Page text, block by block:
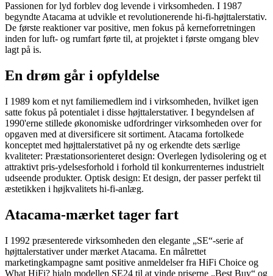
Passionen for lyd forblev dog levende i virksomheden. I 1987
begyndte Atacama at udvikle et revolutionerende hi-fi-højttalerstativ.
De første reaktioner var positive, men fokus på kerneforretningen
inden for luft- og rumfart førte til, at projektet i første omgang blev
lagt på is.
En drøm går i opfyldelse
I 1989 kom et nyt familiemedlem ind i virksomheden, hvilket igen
satte fokus på potentialet i disse højttalerstativer. I begyndelsen af
1990'erne stillede økonomiske udfordringer virksomheden over for
opgaven med at diversificere sit sortiment. Atacama fortolkede
konceptet med højttalerstativet på ny og erkendte dets særlige
kvaliteter: Præstationsorienteret design: Overlegen lydisolering og et
attraktivt pris-ydelsesforhold i forhold til konkurrenternes industrielt
udseende produkter. Optisk design: Et design, der passer perfekt til
æstetikken i højkvalitets hi-fi-anlæg.
Atacama-mærket tager fart
I 1992 præsenterede virksomheden den elegante „SE“-serie af
højttalerstativer under mærket Atacama. En målrettet
marketingkampagne samt positive anmeldelser fra HiFi Choice og
What HiFi? hjalp modellen SE24 til at vinde priserne „Best Buy“ og